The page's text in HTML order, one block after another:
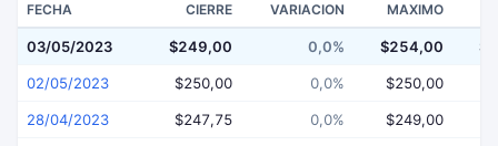
FECHA CIERRE VARIACION MAXIMO
03/05/2023 $249,00 0,0% $254,00
02/05/2023 $250,00 0,0% $250,00
28/04/2023 $247,75 0,0% $249,00